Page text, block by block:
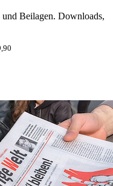
Beilagen. Downloads,